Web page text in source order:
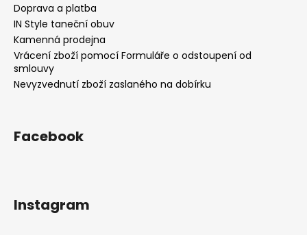
Doprava a platba
IN Style taneční obuv
Kamenná prodejna
Vrácení zboží pomocí Formuláře o odstoupení od
smlouvy
Nevyzvednutí zboží zaslaného na dobírku
Facebook
Instagram